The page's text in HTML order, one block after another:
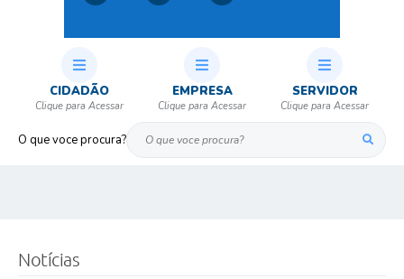
O que voce procura?
CIDADÃO EMPRESA SERVIDOR
Notícias